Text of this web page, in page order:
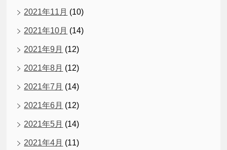
2021年11月 (10)
2021年10月 (14)
2021年9月 (12)
2021年8月 (12)
2021年7月 (14)
2021年6月 (12)
2021年5月 (14)
2021年4月 (11)